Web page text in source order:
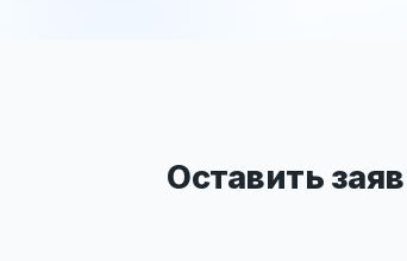
Оставить